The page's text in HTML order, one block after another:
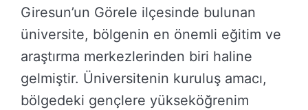
Giresun’un Görele ilçesinde bulunan
üniversite, bölgenin en önemli eğitim ve
araştırma merkezlerinden biri haline
gelmiştir. Üniversitenin kuruluş amacı,
bölgedeki gençlere yükseköğrenim